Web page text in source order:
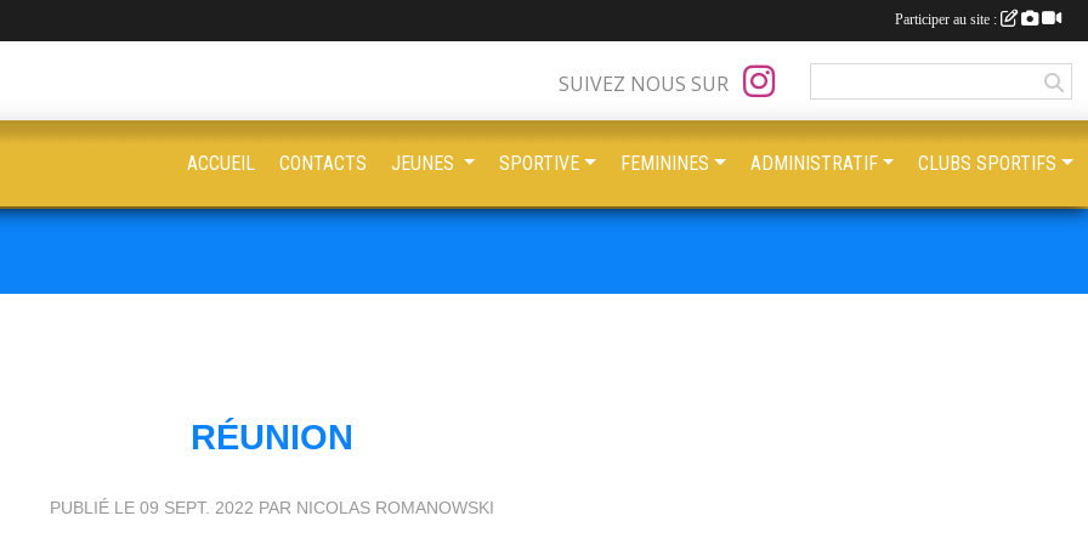
RÉUNION
PUBLIÉ LE 09 SEPT. 2022 PAR NICOLAS ROMANOWSKI
SUIVEZ NOUS SUR
ACCUEIL CONTACTS JEUNES SPORTIVE FEMININES ADMINISTRATIF CLUBS SPORTIFS
Participer au site :